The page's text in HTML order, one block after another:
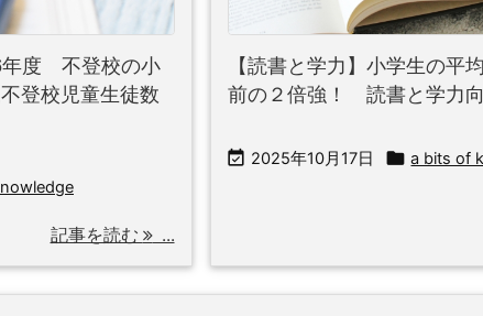
年度 不登校の小
登校児童生徒数
記事を読む ...
【読書と学力】小学生の平
前の２倍強！ 読書と学力
 2025年10月17日  a bits of